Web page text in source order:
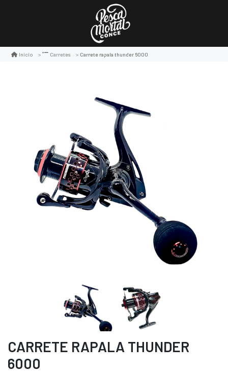
Inicio Carretes Carrete rapala thunder 6000
CARRETE RAPALA THUNDER
6000